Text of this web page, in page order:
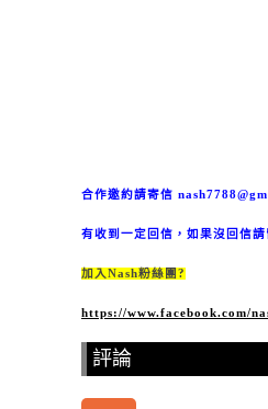
合作邀約請寄信
有收到一定回信，如果沒回信請
加入Nash粉絲團?
https://www.facebook.com/
評論